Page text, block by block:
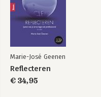
Marie-José Geenen
Reflecteren
€ 34,95